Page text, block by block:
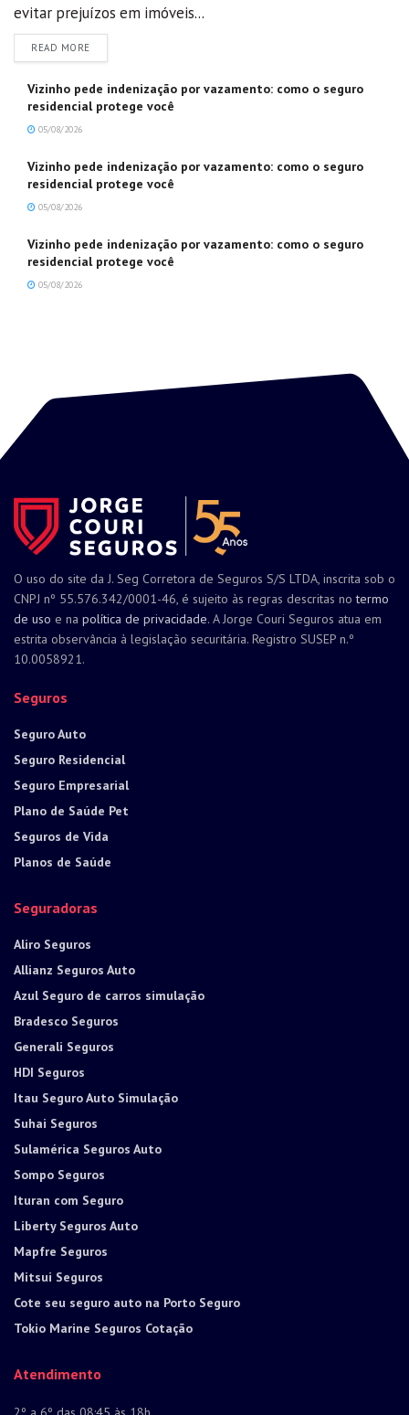
evitar prejuízos em imóveis...
READ MOREDETAILS
Vizinho pede indenização por vazamento: como o seguro
residencial protege você
05/08/2026
Vizinho pede indenização por vazamento: como o seguro
residencial protege você
05/08/2026
Vizinho pede indenização por vazamento: como o seguro
residencial protege você
05/08/2026
O uso do site da J. Seg Corretora de Seguros S/S LTDA, inscrita sob o
CNPJ nº 55.576.342/0001-46, é sujeito às regras descritas notermo
de uso e na política de privacidade. A Jorge Couri Seguros atua em
estrita observância à legislação securitária. Registro SUSEP n.º
10.0058921.
Seguros
Seguro Auto
Seguro Residencial
Seguro Empresarial
Plano de Saúde Pet
Seguros de Vida
Planos de Saúde
Seguradoras
Aliro Seguros
Allianz Seguros Auto
Azul Seguro de carros simulação
Bradesco Seguros
Generali Seguros
HDI Seguros
Itau Seguro Auto Simulação
Suhai Seguros
Sulamérica Seguros Auto
Sompo Seguros
Ituran com Seguro
Liberty Seguros Auto
Mapfre Seguros
Mitsui Seguros
Cote seu seguro auto na Porto Seguro
Tokio Marine Seguros Cotação
Atendimento